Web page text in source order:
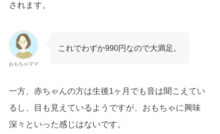
されます。
おもちゃママ
これでわずか990円なので大満足。
一方、赤ちゃんの方は生後1ヶ月でも音は聞こえてい
るし、目も見えているようですが、おもちゃに興味
深々といった感じはないです。